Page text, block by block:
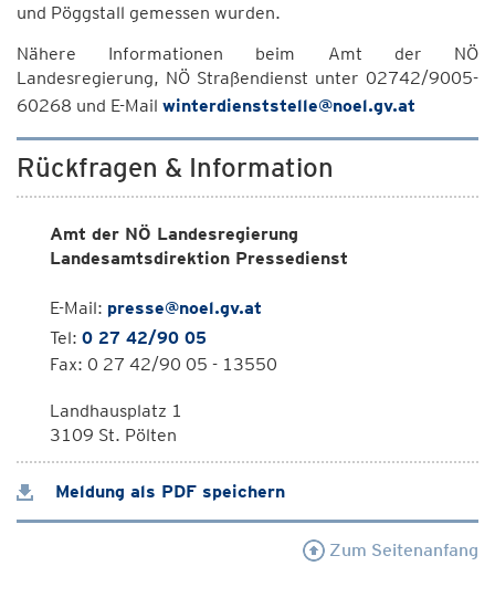
und Pöggstall gemessen wurden.
Nähere Informationen beim Amt der NÖ
Landesregierung, NÖ Straßendienst unter 02742/9005-
60268 und E-Mail winterdienststelle@noel.gv.at
Rückfragen & Information
Amt der NÖ Landesregierung
Landesamtsdirektion Pressedienst
E-Mail: presse@noel.gv.at
Tel: 0 27 42/90 05
Fax: 0 27 42/90 05 - 13550
Landhausplatz 1
3109 St. Pölten
Meldung als PDF speichern
Zum Seitenanfang